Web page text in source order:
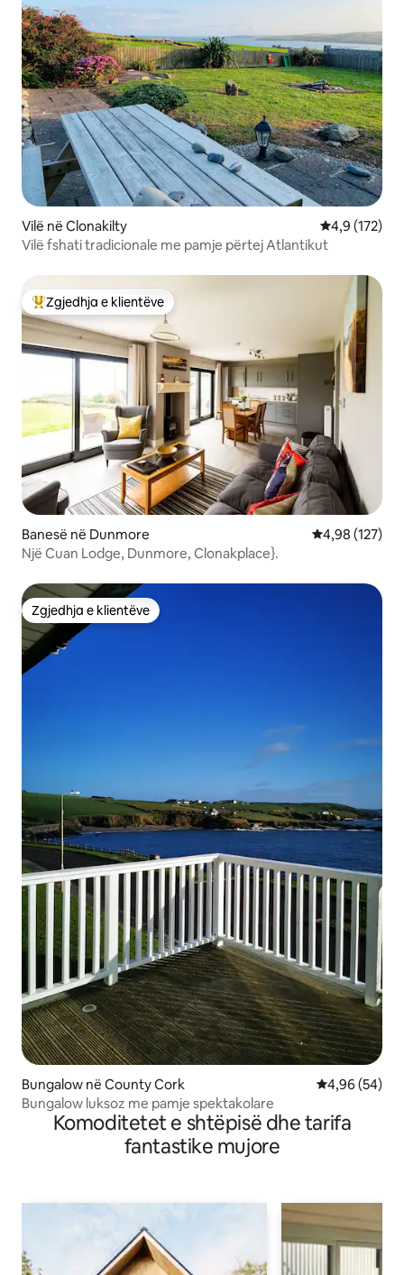
Vilë në Clonakilty Vlerësimi
4,9 (172)
Vilë fshati tradicionale me pamje përtej Atlantikut
Më të mirat e zgjedhjeve të klientëve
Zgjedhja e klientëve
Banesë në Dunmore Vlerësimi
4,98 (127)
Një Cuan Lodge, Dunmore, Clonakplace}.
Zgjedhja e klientëve
Zgjedhja e klientëve
Bungalow në County Cork Vlerësimi
4,96 (54)
Bungalow luksoz me pamje spektakolare
Komoditetet e shtëpisë dhe tarifa
fantastike mujore